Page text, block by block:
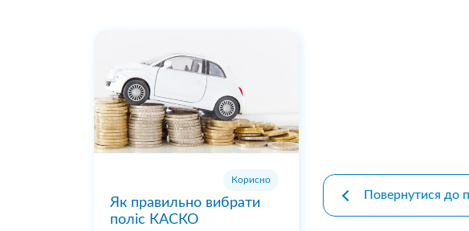
Корисно
Як правильно вибрати
поліс КАСКО
Повернутися до